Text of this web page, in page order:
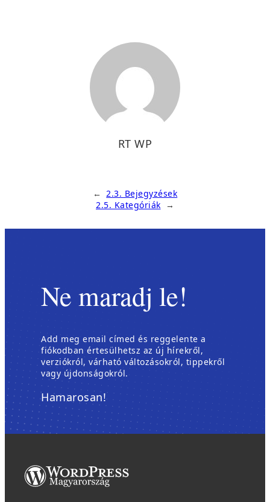
RT WP
← 2.3. Bejegyzések
2.5. Kategóriák →
Ne maradj le!
Add meg email címed és reggelente a
fiókodban értesülhetsz az új hírekről,
verziókról, várható változásokról, tippekről
vagy újdonságokról.
Hamarosan!